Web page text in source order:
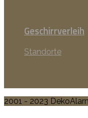
Geschirrverleih
Standorte
2001 - 2023